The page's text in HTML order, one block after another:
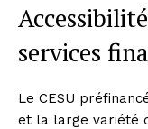
services
Le CESU
et la large variété